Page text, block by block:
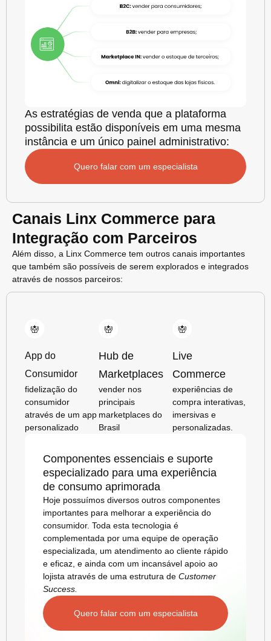
As estratégias de venda que a plataforma
possibilita estão disponíveis em uma mesma
instância e um único painel administrativo:
Quero falar com um especialista
Canais Linx Commerce para
Integração com Parceiros
Além disso, a Linx Commerce tem outros canais importantes
que também são possíveis de serem explorados e integrados
através de nossos parceiros:
App do
Consumidor
fidelização do
consumidor
através de um app
personalizado
Hub de
Marketplaces
vender nos
principais
marketplaces do
Brasil
Live
Commerce
experiências de
compra interativas,
imersivas e
personalizadas.
Componentes essenciais e suporte
especializado para uma experiência
de consumo aprimorada
Hoje possuímos diversos outros componentes
importantes para melhorar a experiência do
consumidor. Toda esta tecnologia é
complementada por uma equipe de operação
especializada, um atendimento ao cliente rápido
e eficaz, e ainda com um incansável apoio ao
lojista através de uma estrutura de Customer
Success.
Quero falar com um especialista